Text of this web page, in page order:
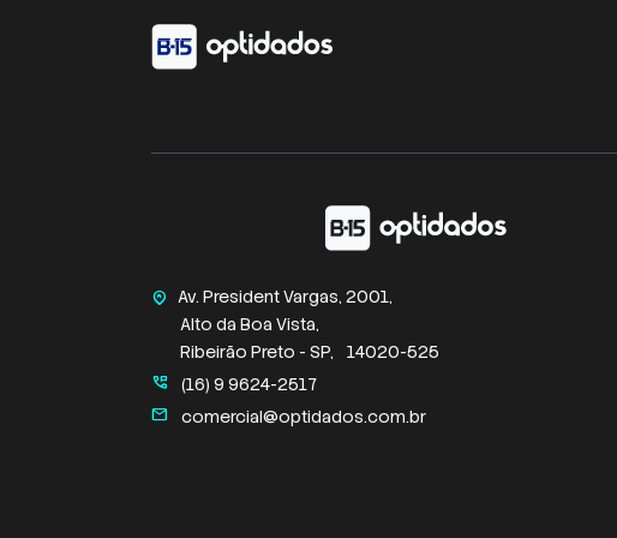
home_pin
Av. President Vargas, 2001,
Alto da Boa Vista,
Ribeirão Preto - SP,
14020-525
perm_phone_msg (16) 9 9624-2517
mail comercial@optidados.com.br